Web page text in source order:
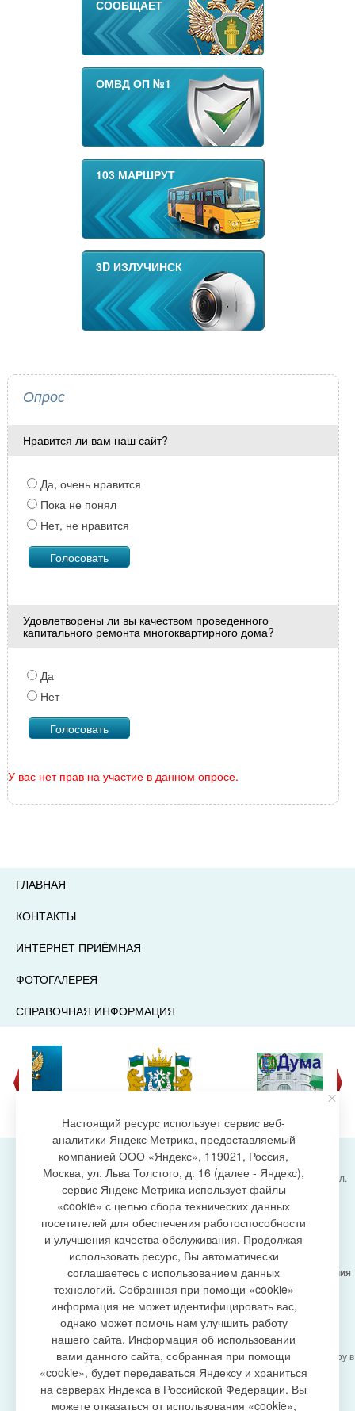
СООБЩАЕТ
ОМВД ОП №1
103 МАРШРУТ
3D ИЗЛУЧИНСК
Опрос
Нравится ли вам наш сайт?
Да, очень нравится
Пока не понял
Нет, не нравится
Удовлетворены ли вы качеством проведенного
капитального ремонта многоквартирного дома?
Да
Нет
У вас нет прав на участие в данном опросе.
ГЛАВНАЯ
КОНТАКТЫ
ИНТЕРНЕТ ПРИЁМНАЯ
ФОТОГАЛЕРЕЯ
СПРАВОЧНАЯ ИНФОРМАЦИЯ
создание сайта
Администрация городского поселения Излучинск, ул.
Энергетиков, 6, пгт. Излучинск, Нижневартовский
район,
Ханты-Мансийский автономный округ-Югра
(Тюменская область), 628634
Сетевое изданиеhttps://www.gp-izluchinsk.ru
16+
Учредитель -Администрация городского поселения
Излучинск
Главный редактор - Бурич Денис Ярославович
Телефон/факс: (3466) 28-13-77 , e-mail:
admizl@rambler.ru
Сетевое изданиеhttps://www.gp-izluchinsk.ru
зарегистрировано Федеральной службой по надзору в
сфере связи,
информационных технологий и массовых
коммуникаций (Роскомнадзор), регистрационный
Настоящий ресурс использует сервис веб-
аналитики Яндекс Метрика, предоставляемый
компанией ООО «Яндекс», 119021, Россия,
Москва, ул. Льва Толстого, д. 16 (далее - Яндекс),
сервис Яндекс Метрика использует файлы
«cookie» с целью сбора технических данных
посетителей для обеспечения работоспособности
и улучшения качества обслуживания. Продолжая
использовать ресурс, Вы автоматически
соглашаетесь с использованием данных
технологий. Собранная при помощи «cookie»
информация не может идентифицировать вас,
однако может помочь нам улучшить работу
нашего сайта. Информация об использовании
вами данного сайта, собранная при помощи
«cookie», будет передаваться Яндексу и храниться
на серверах Яндекса в Российской Федерации. Вы
можете отказаться от использования «cookie»,